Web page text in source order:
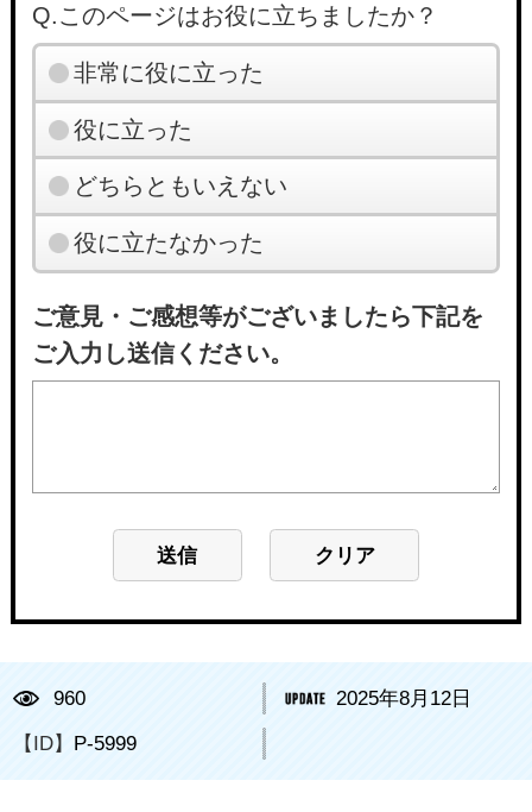
Q.このページはお役に立ちましたか？
非常に役に立った
役に立った
どちらともいえない
役に立たなかった
ご意見・ご感想等がございましたら下記を
ご入力し送信ください。
960 2025年8月12日
【ID】 P-5999